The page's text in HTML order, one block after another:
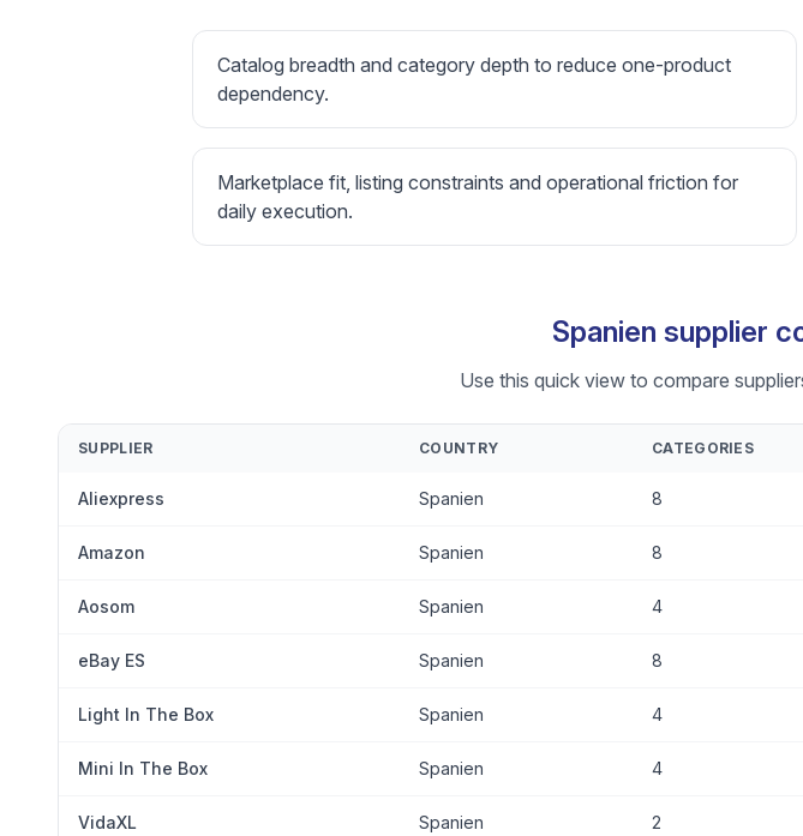
Catalog breadth and category depth to reduce one-product
dependency.
Marketplace fit, listing constraints and operational friction for
daily execution.
Spanien supplier
Use this quick view to compare
SUPPLIER COUNTRY CATEGORIES
Aliexpress Spanien 8
Amazon Spanien 8
Aosom Spanien 4
eBay ES Spanien 8
Light In The Box Spanien 4
Mini In The Box Spanien 4
VidaXL Spanien 2